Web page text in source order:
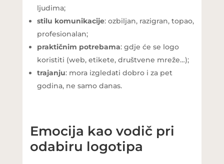
ljudima;
stilu komunikacije: ozbiljan, razigran, topao,
profesionalan;
praktičnim potrebama: gdje će se logo
koristiti (web, etikete, društvene mreže…);
trajanju: mora izgledati dobro i za pet
godina, ne samo danas.
Emocija kao vodič pri
odabiru logotipa